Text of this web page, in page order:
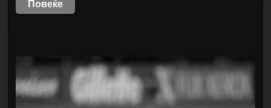
Повеќе